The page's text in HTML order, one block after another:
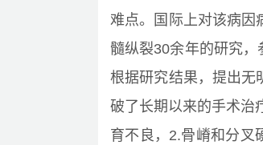
难点。国际上对该病因
髓纵裂30余年的研究，
根据研究结果，提出无
破了长期以来的手术治
育不良，2.骨嵴和分叉